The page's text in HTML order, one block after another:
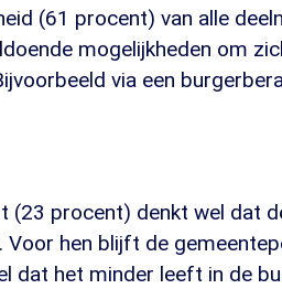
(61 procent) van alle
mogelijkheden om
via een
(23 procent) denkt wel dat
Voor hen blijft de
dat het minder leeft in de